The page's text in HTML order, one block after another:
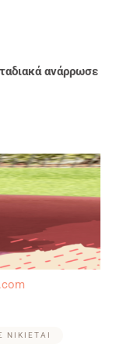
ανάρρωσε
ΝΙΚΙΕΤΑΙ